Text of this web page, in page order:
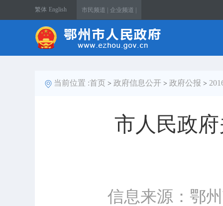
繁体 English 市民频道 | 企业频道 |
当前位置 :首页 > 政府信息公开 > 政府公报 >
市人民政
信息来源：鄂